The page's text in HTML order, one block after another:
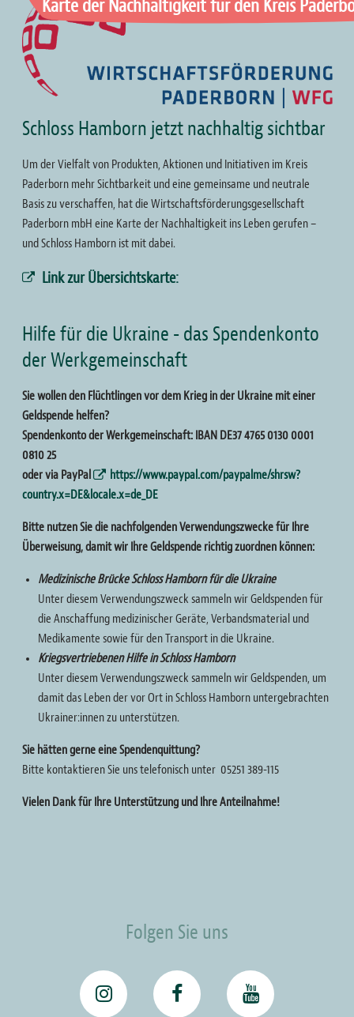
Karte der Nachhaltigkeit für den Kreis
Schloss Hamborn jetzt nachhaltig sichtbar
Um der Vielfalt von Produkten, Aktionen und Initiativen im Kreis
Paderborn mehr Sichtbarkeit und eine gemeinsame und neutrale
Basis zu verschaffen, hat die Wirtschaftsförderungsgesellschaft
Paderborn mbH eine Karte der Nachhaltigkeit ins Leben gerufen –
und Schloss Hamborn ist mit dabei.
Link zur Übersichtskarte:
Hilfe für die Ukraine - das Spendenkonto
der Werkgemeinschaft
Sie wollen den Flüchtlingen vor dem Krieg in der Ukraine mit einer
Geldspende helfen?
Spendenkonto der Werkgemeinschaft: IBAN DE37 4765 0130 0001
0810 25
oder via PayPal
https://www.paypal.com/paypalme/shrsw?
country.x=DE&locale.x=de_DE
Bitte nutzen Sie die nachfolgenden Verwendungszwecke für Ihre
Überweisung, damit wir Ihre Geldspende richtig zuordnen können:
Medizinische Brücke Schloss Hamborn für die Ukraine
Unter diesem Verwendungszweck sammeln wir Geldspenden für
die Anschaffung medizinischer Geräte, Verbandsmaterial und
Medikamente sowie für den Transport in die Ukraine.
Kriegsvertriebenen Hilfe in Schloss Hamborn
Unter diesem Verwendungszweck sammeln wir Geldspenden, um
damit das Leben der vor Ort in Schloss Hamborn untergebrachten
Ukrainer:innen zu unterstützen.
Sie hätten gerne eine Spendenquittung?
Bitte kontaktieren Sie uns telefonisch unter 05251 389-115
Vielen Dank für Ihre Unterstützung und Ihre Anteilnahme!
Folgen Sie uns